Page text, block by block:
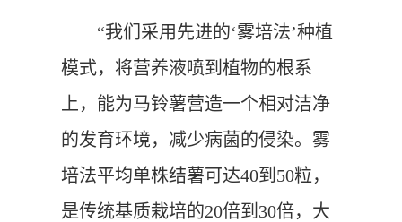
“我们采用先进的‘雾培法’种植
模式，将营养液喷到植物的根系
上，能为马铃薯营造一个相对洁净
的发育环境，减少病菌的侵染。雾
培法平均单株结薯可达40到50粒，
是传统基质栽培的20倍到30倍，大